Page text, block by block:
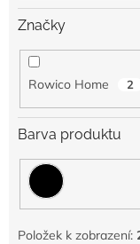
Značky
Rowico Home 2
Barva produktu
Položek k zobrazení: